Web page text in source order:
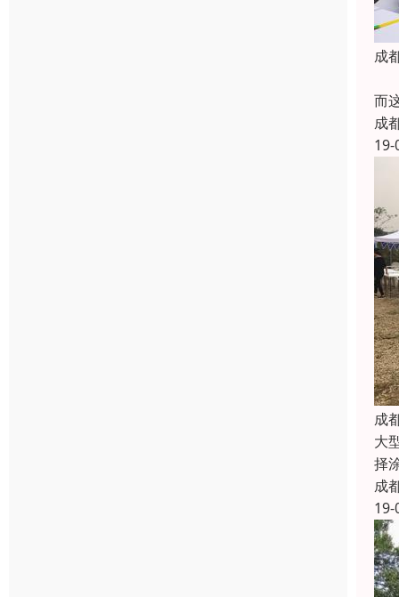
成
而
成
19-
成
大
择
成
19-